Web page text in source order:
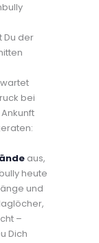
Du der
bei
aus,
heute
und
–
Dich